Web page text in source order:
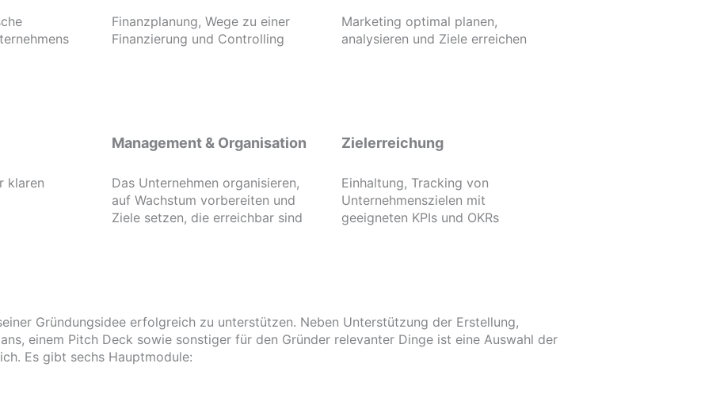
Finanzplanung, Wege zu einer
Finanzierung und Controlling
Marketing optimal planen,
analysieren und Ziele erreichen
klaren
Management & Organisation
Das Unternehmen organisieren,
auf Wachstum vorbereiten und
Ziele setzen, die erreichbar sind
Zielerreichung
Einhaltung, Tracking von
Unternehmenszielen mit
geeigneten KPIs und OKRs
Gründungsidee erfolgreich zu unterstützen. Neben Unterstützung der Erstellung,
einem Pitch Deck sowie sonstiger für den Gründer relevanter Dinge ist eine Auswahl der
Es gibt sechs Hauptmodule: